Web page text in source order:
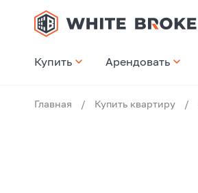
Купить Арендовать
Главная / Купить квартиру /